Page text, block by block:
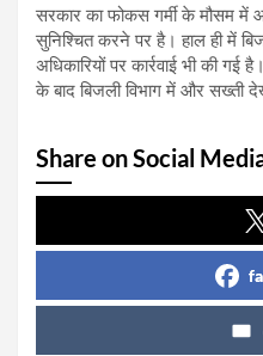
सरकार का फोकस गर्मी के मौसम में
सुनिश्चित करने पर है। हाल ही में
अधिकारियों पर कार्रवाई भी की गई
के बाद बिजली विभाग में और सख्ती
Share on Social